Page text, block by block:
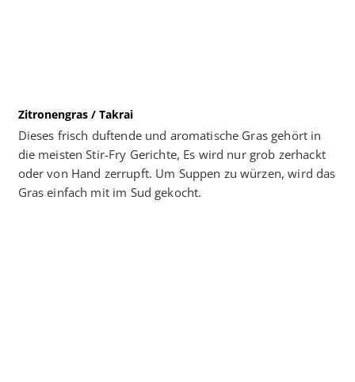
Zitronengras / Takrai
Dieses frisch duftende und aromatische Gras gehört in
die meisten Stir-Fry Gerichte, Es wird nur grob zerhackt
oder von Hand zerrupft. Um Suppen zu würzen, wird das
Gras einfach mit im Sud gekocht.